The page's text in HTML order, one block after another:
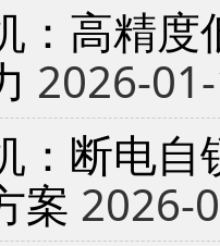
：高精
2026-
：断电
案 2026-